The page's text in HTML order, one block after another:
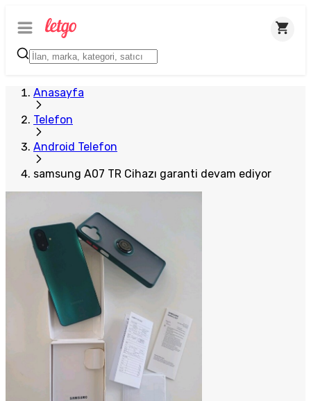
Anasayfa
Telefon
Android Telefon
samsung A07 TR Cihazı garanti devam ediyor